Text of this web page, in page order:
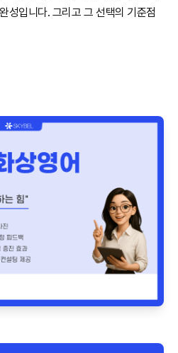
성입니다. 그리고 그 선택의 기준점